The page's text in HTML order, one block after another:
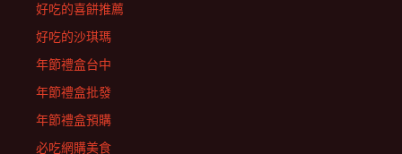
好吃的喜餅推薦
好吃的沙琪瑪
年節禮盒台中
年節禮盒批發
年節禮盒預購
必吃網購美食